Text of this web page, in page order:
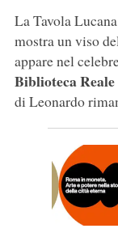
La Tavola
mostra un viso
appare nel
Biblioteca
di Leonardo